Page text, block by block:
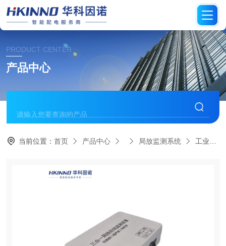
PRODUCT CENTER
产品中心
当前位置：首页 产品中心 局放监测系统 工业电力局放值实时监测传感器-快速响应